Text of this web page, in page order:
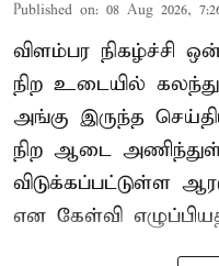
Published on: 08 Aug 2026,
விளம்பர நிகழ்ச்சி
நிற உடையில்
அங்கு இருந்த
நிற ஆடை
விடுக்கப்பட்டுள்ள
என கேள்வி